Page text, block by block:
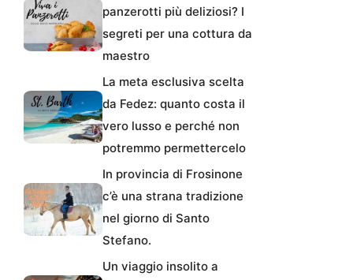
panzerotti più deliziosi? I
segreti per una cottura da
maestro
La meta esclusiva scelta
da Fedez: quanto costa il
vero lusso e perché non
potremmo permettercelo
In provincia di Frosinone
c’è una strana tradizione
nel giorno di Santo
Stefano.
Un viaggio insolito a